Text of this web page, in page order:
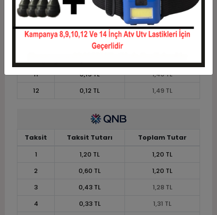
7
0,20 TL
1,38 TL
8
0,18 TL
1,40 TL
0,16 TL
11
0,13 TL
1,46 TL
12
0,12 TL 1,49 TL
Taksit Taksit Tutarı
Toplam Tutar
1
1,20 TL
1,20 TL
2
0,60 TL
1,20 TL
3
0,43 TL
1,28 TL
4
0,33 TL
1,31 TL